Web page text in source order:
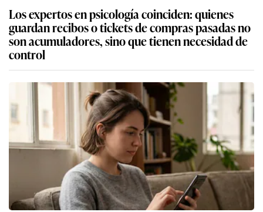
Los expertos en psicología coinciden: quienes
guardan recibos o tickets de compras pasadas no
son acumuladores, sino que tienen necesidad de
control